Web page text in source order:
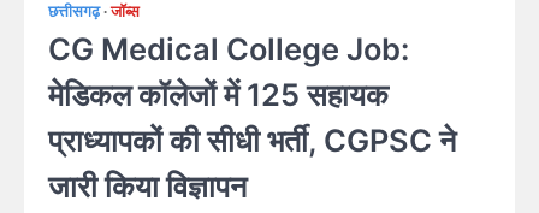
छत्तीसगढ़ जॉब्स
CG Medical College Job:
मेडिकल कॉलेजों में 125 सहायक
प्राध्यापकों की सीधी भर्ती, CGPSC ने
जारी किया विज्ञापन